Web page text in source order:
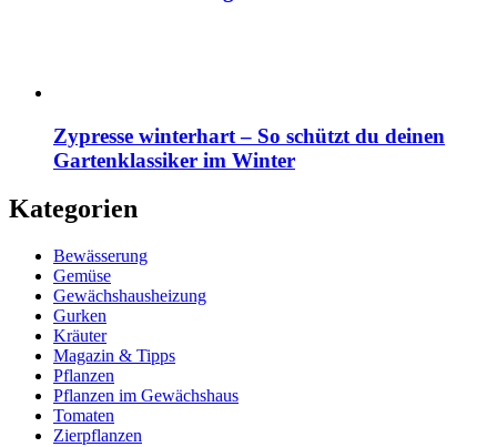
Zypresse winterhart – So schützt du deinen
Gartenklassiker im Winter
Kategorien
Bewässerung
Gemüse
Gewächshausheizung
Gurken
Kräuter
Magazin & Tipps
Pflanzen
Pflanzen im Gewächshaus
Tomaten
Zierpflanzen